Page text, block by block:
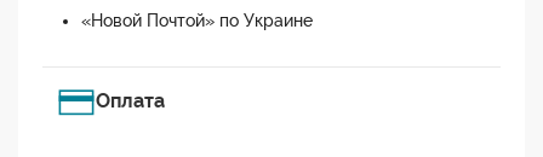
«Новой Почтой» по Украине
Оплата